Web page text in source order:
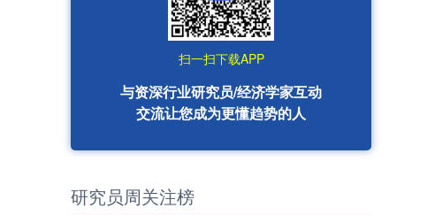
扫一扫下载APP
与资深行业研究员/经济学家互动
交流让您成为更懂趋势的人
研究员周关注榜